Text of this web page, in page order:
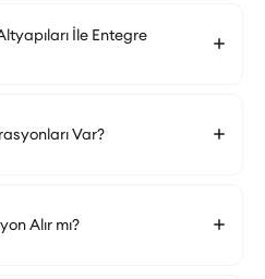
İle Entegre
Var?
Alır mı?